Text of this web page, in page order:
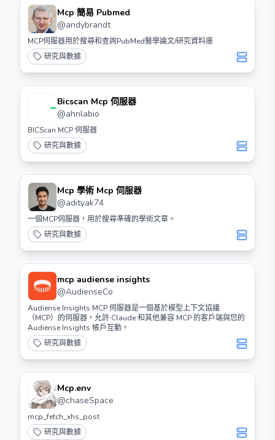
Mcp 簡易 Pubmed
@andybrandt
MCP伺服器用於搜尋和查詢PubMed醫學論文/研究資料庫
研究與數據
Bicscan Mcp 伺服器
@ahnlabio
BICScan MCP 伺服器
研究與數據
Mcp 學術 Mcp 伺服器
@adityak74
一個MCP伺服器，用於搜尋準確的學術文章。
研究與數據
mcp audiense insights
@AudienseCo
Audiense Insights MCP 伺服器是一個基於模型上下文協議
（MCP）的伺服器，允許 Claude 和其他兼容 MCP 的客戶端與您的
Audiense Insights 帳戶互動。
研究與數據
Mcp.env
@chaseSpace
mcp_fetch_xhs_post
研究與數據